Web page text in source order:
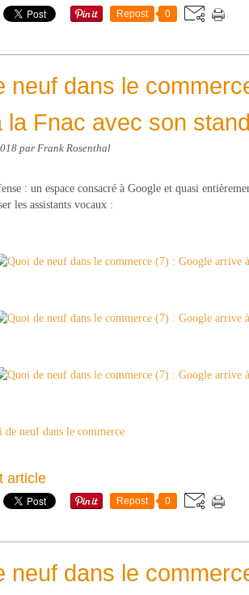
Repost 0
neuf dans le
la Fnac avec son stand
par Frank Rosenthal
: un espace consacré à Google et quasi
les assistants vocaux :
de neuf dans le commerce
article
Repost 0
neuf dans le